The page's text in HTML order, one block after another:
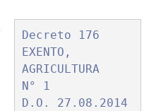
Decreto 176
EXENTO,
AGRICULTURA
N° 1
D.O. 27.08.2014